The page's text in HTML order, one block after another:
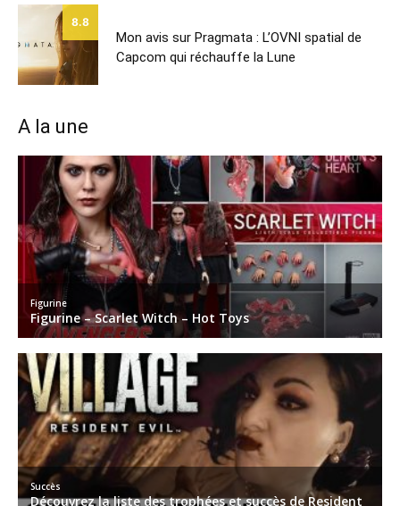
8.8
Mon avis sur Pragmata : L’OVNI spatial de
Capcom qui réchauffe la Lune
A la une